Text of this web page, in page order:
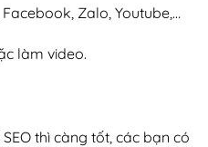
Zalo, Youtube,…
làm video.
thì càng tốt, các bạn có